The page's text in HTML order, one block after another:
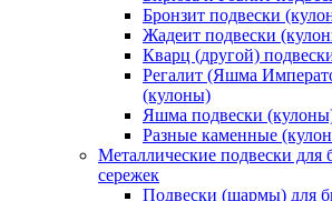
Бронзит подвески
Жадеит подвески
Кварц (другой)
Регалит (Яшма
(кулоны)
Яшма подвески
Разные каменные
Металлические подвески для
сережек
Подвески (шармы) для